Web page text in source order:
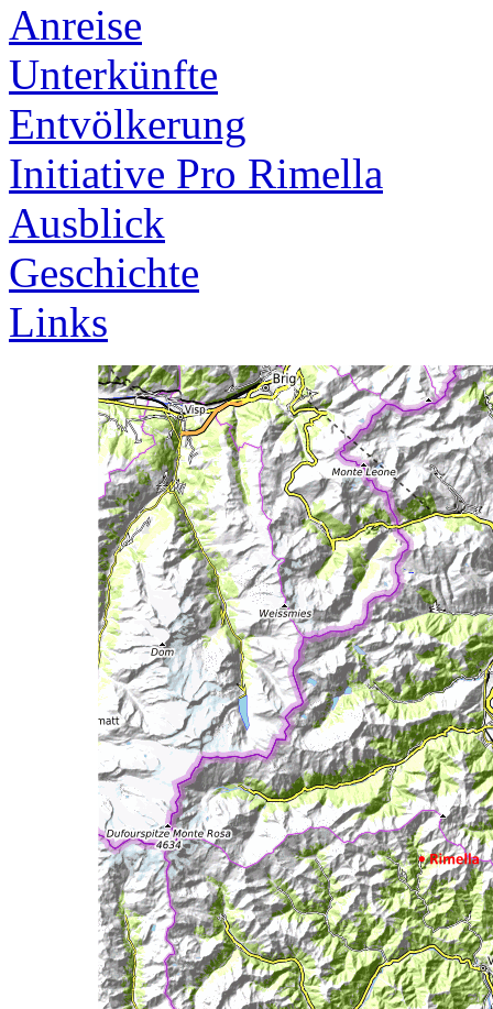
Anreise
Unterkünfte
Entvölkerung
Initiative Pro Rimella
Ausblick
Geschichte
Links